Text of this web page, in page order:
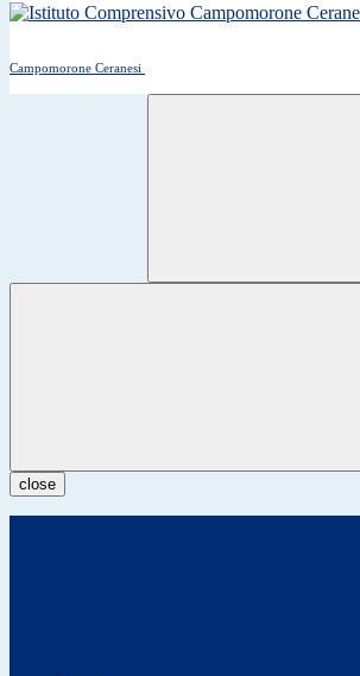
Campomorone Ceranesi
close